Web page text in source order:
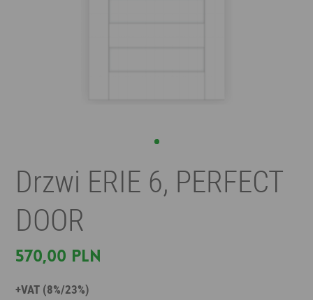
Drzwi ERIE 6, PERFECT
DOOR
570,00 PLN
+VAT (8%/23%)